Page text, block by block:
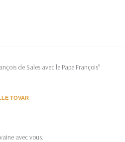
de Sales avec le Pape François”
TOVAR
avec vous.